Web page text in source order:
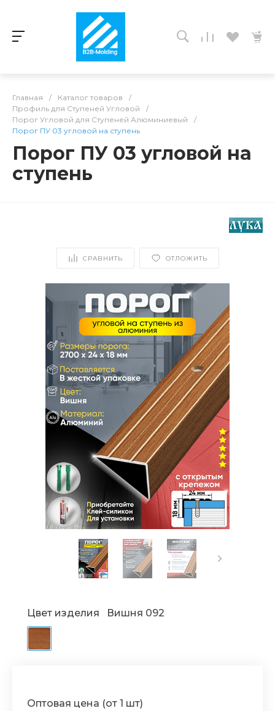
Главная / Каталог товаров
/
Профиль для Ступеней Угловой
/
Порог Угловой для Ступеней Алюминиевый
/
Порог ПУ 03 угловой на ступень
Порог ПУ 03 угловой на
ступень
СРАВНИТЬ ОТЛОЖИТЬ
Цвет изделия Вишня 092
Оптовая цена (от 1 шт)